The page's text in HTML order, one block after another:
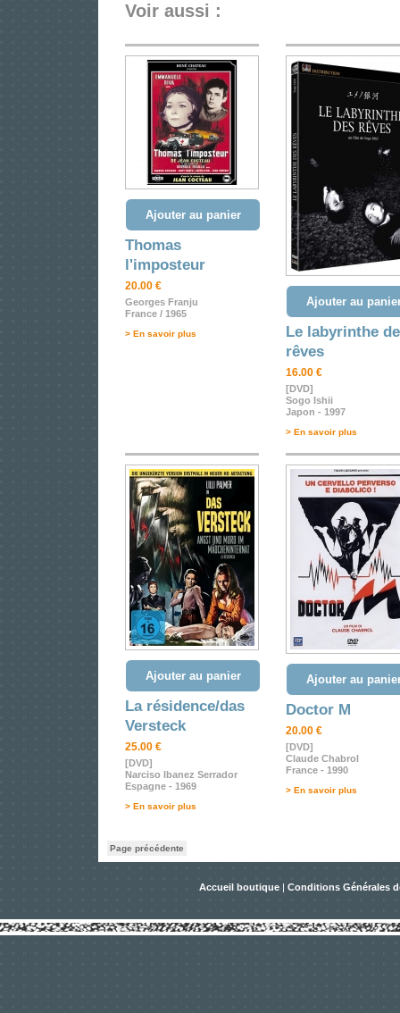
Voir aussi :
Ajouter au panier
Thomas
l'imposteur
20.00 €
Georges Franju
France / 1965
> En savoir plus
Ajouter au
Le labyrinthe
rêves
16.00 €
[DVD]
Sogo Ishii
Japon - 1997
> En savoir plus
Ajouter au panier
La résidence/das
Versteck
25.00 €
[DVD]
Narciso Ibanez Serrador
Espagne - 1969
> En savoir plus
Ajouter au
Doctor M
20.00 €
[DVD]
Claude Chabrol
France - 1990
> En savoir plus
Page précédente
Accueil boutique | Conditions Générales